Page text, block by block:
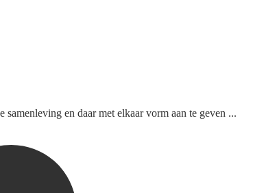
en daar met elkaar vorm aan te geven ...